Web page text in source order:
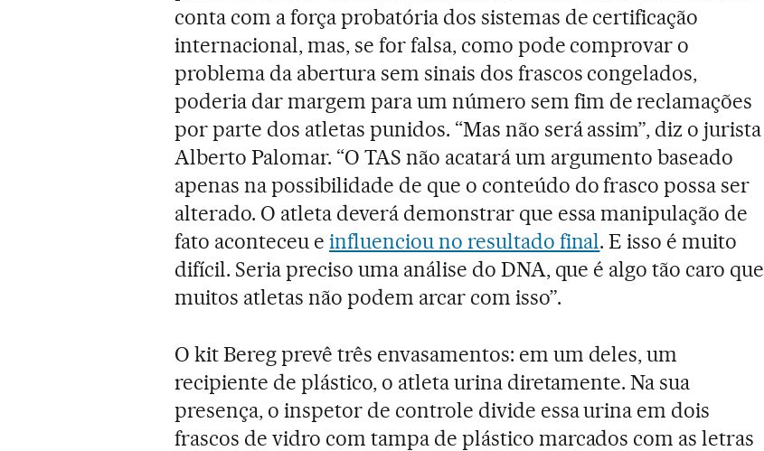
conta com a força probatória dos sistemas de certificação
internacional, mas, se for falsa, como pode comprovar o
problema da abertura sem sinais dos frascos congelados,
poderia dar margem para um número sem fim de reclamações
por parte dos atletas punidos. “Mas não será assim”, diz o jurista
Alberto Palomar. “O TAS não acatará um argumento baseado
apenas na possibilidade de que o conteúdo do frasco possa ser
alterado. O atleta deverá demonstrar que essa manipulação de
fato aconteceu einfluenciou no resultado final. E isso é muito
difícil. Seria preciso uma análise do DNA, que é algo tão caro que
muitos atletas não podem arcar com isso”.
O kit Bereg prevê três envasamentos: em um deles, um
recipiente de plástico, o atleta urina diretamente. Na sua
presença, o inspetor de controle divide essa urina em dois
frascos de vidro com tampa de plástico marcados com as letras